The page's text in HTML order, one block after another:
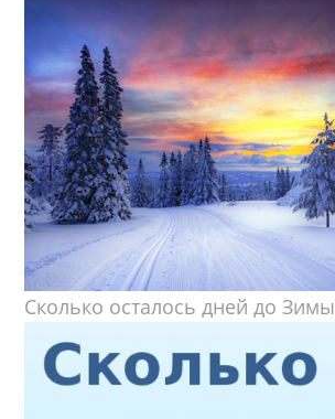
Сколько осталось дней до Зимы